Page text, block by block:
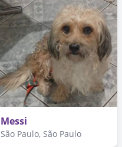
Messi
São Paulo, São Paulo